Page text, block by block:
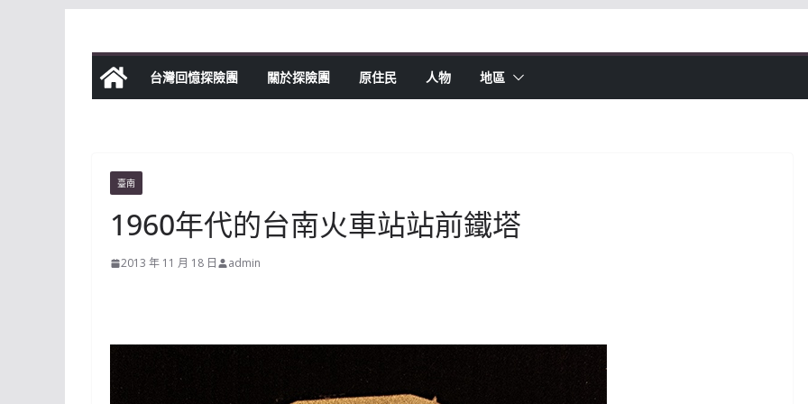
content
台灣回憶探險團 關於探險團 原住民 人物 地區
臺南
1960年代的台南火車站站前鐵塔
2013 年 11 月 18 日 admin